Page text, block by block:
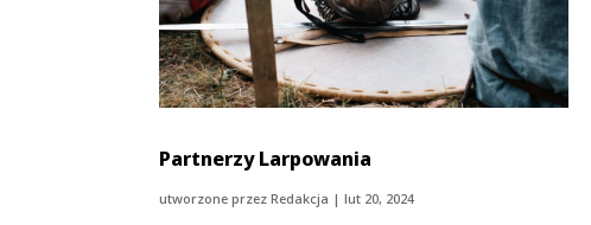
Partnerzy Larpowania
utworzone przezRedakcja |lut 20, 2024